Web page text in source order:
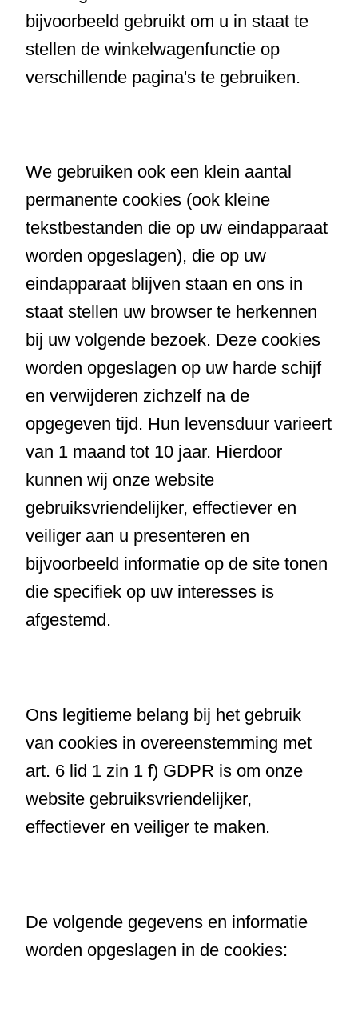
bijvoorbeeld gebruikt om u in staat te
stellen de winkelwagenfunctie op
verschillende pagina's te gebruiken.
We gebruiken ook een klein aantal
permanente cookies (ook kleine
tekstbestanden die op uw eindapparaat
worden opgeslagen), die op uw
eindapparaat blijven staan en ons in
staat stellen uw browser te herkennen
bij uw volgende bezoek. Deze cookies
worden opgeslagen op uw harde schijf
en verwijderen zichzelf na de
opgegeven tijd. Hun levensduur varieert
van 1 maand tot 10 jaar. Hierdoor
kunnen wij onze website
gebruiksvriendelijker, effectiever en
veiliger aan u presenteren en
bijvoorbeeld informatie op de site tonen
die specifiek op uw interesses is
afgestemd.
Ons legitieme belang bij het gebruik
van cookies in overeenstemming met
art. 6 lid 1 zin 1 f) GDPR is om onze
website gebruiksvriendelijker,
effectiever en veiliger te maken.
De volgende gegevens en informatie
worden opgeslagen in de cookies: